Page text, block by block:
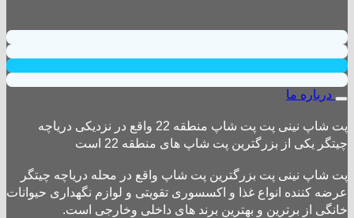
درباره ما
پت شاپ نینی پت پت شاپ منطقه 22 واقع در نزدیکی دریاچه
چیتگر یکی از بزرگترین پت شاپ های منطقه 22 است
پت شاپ نینی پت بزرگترین پت شاپ واقع در محله دریاچه چیتگر
عرضه کننده انواع غذا و اکسسوری تقویتی و لوازم نگهداری حیوانات
خانگی از برترین و بهترین برند های داخلی وخارجی است.